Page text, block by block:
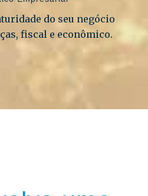
do seu negócio
fiscal e econômico.